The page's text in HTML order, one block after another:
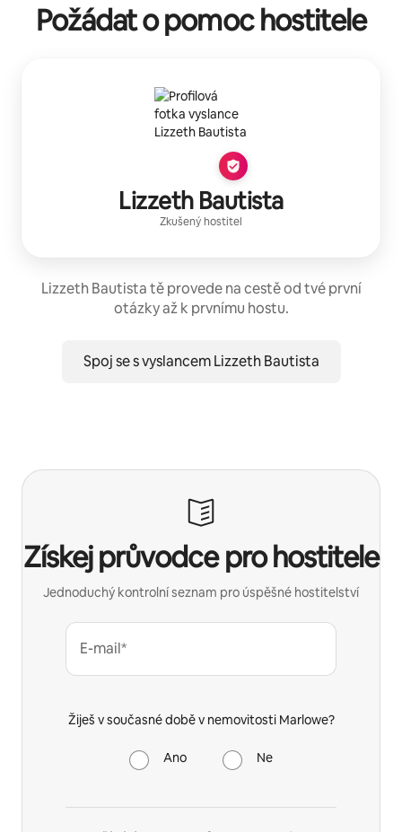
Požádat o pomoc hostitele
Lizzeth Bautista
Zkušený hostitel
Lizzeth Bautista tě provede na cestě od tvé první
otázky až k prvnímu hostu.
Spoj se s vyslancem Lizzeth Bautista
Získej průvodce pro hostitele
Jednoduchý kontrolní seznam pro úspěšné hostitelství
E-mail*
Žiješ v současné době v nemovitosti Marlowe?
Ano Ne